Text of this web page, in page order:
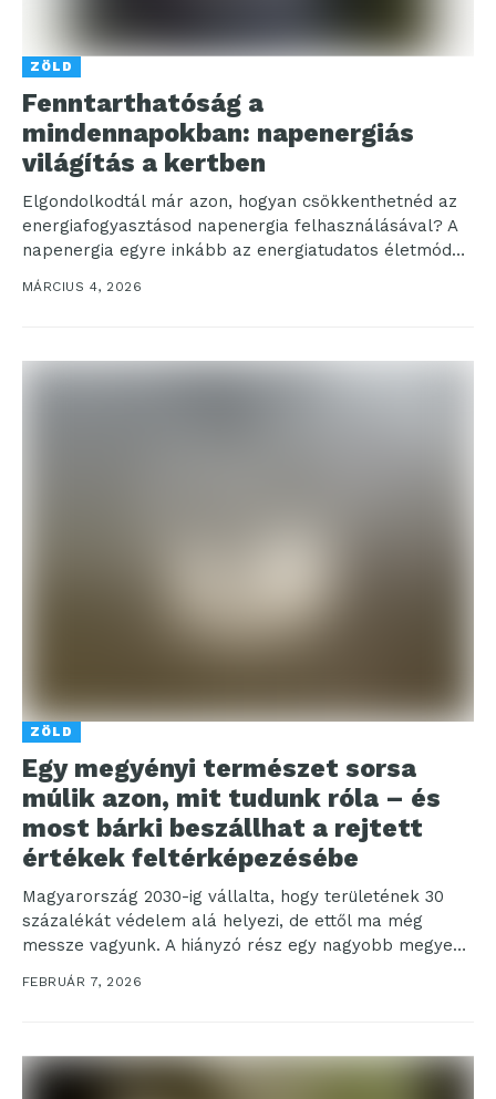
ZÖLD
Fenntarthatóság a
mindennapokban: napenergiás
világítás a kertben
Elgondolkodtál már azon, hogyan csökkenthetnéd az
energiafogyasztásod napenergia felhasználásával? A
napenergia egyre inkább az energiatudatos életmód
részévé válik, különösen, ha a kert megvilágításáról...
MÁRCIUS 4, 2026
ZÖLD
Egy megyényi természet sorsa
múlik azon, mit tudunk róla – és
most bárki beszállhat a rejtett
értékek feltérképezésébe
Magyarország 2030-ig vállalta, hogy területének 30
százalékát védelem alá helyezi, de ettől ma még
messze vagyunk. A hiányzó rész egy nagyobb megye
területének...
FEBRUÁR 7, 2026